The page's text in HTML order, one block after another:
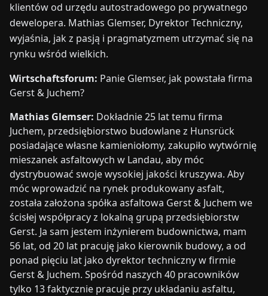
SKONTAKTUJ
SIĘ
Z
NAMI
klientów od urzędu autostradowego po prywatnego
dewelopera. Mathias Glemser, Dyrektor Techniczny,
wyjaśnia, jak z pasją i pragmatyzmem utrzymać się na
rynku wśród wielkich.
Wirtschaftsforum: Panie Glemser, jak powstała firma
Gerst & Juchem?
Mathias Glemser: Dokładnie 25 lat temu firma
Juchem, przedsiębiorstwo budowlane z Hunsrück
posiadające własne kamieniołomy, zakupiło wytwórnię
mieszanek asfaltowych w Landau, aby móc
dystrybuować swoje wysokiej jakości kruszywa. Aby
móc wprowadzić na rynek produkowany asfalt,
została założona spółka asfaltowa Gerst & Juchem we
ścisłej współpracy z lokalną grupą przedsiębiorstw
Gerst. Ja sam jestem inżynierem budownictwa, mam
56 lat, od 20 lat pracuję jako kierownik budowy, a od
ponad pięciu lat jako dyrektor techniczny w firmie
Gerst & Juchem. Spośród naszych 40 pracowników
tylko 13 faktycznie pracuje przy układaniu asfaltu,